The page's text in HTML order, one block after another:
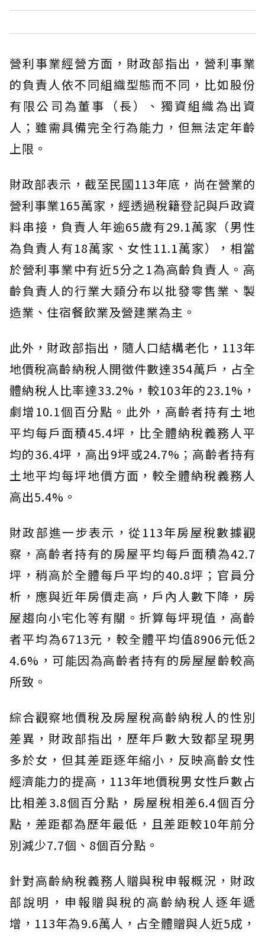
營利事業經營方面，財政部指出，營利事業
的負責人依不同組織型態而不同，比如股份
有限公司為董事（長）、獨資組織為出資
人；雖需具備完全行為能力，但無法定年齡
上限。
財政部表示，截至民國113年底，尚在營業的
營利事業165萬家，經透過稅籍登記與戶政資
料串接，負責人年逾65歲有29.1萬家（男性
為負責人有18萬家、女性11.1萬家），相當
於營利事業中有近5分之1為高齡負責人。高
齡負責人的行業大類分布以批發零售業、製
造業、住宿餐飲業及營建業為主。
此外，財政部指出，隨人口結構老化，113年
地價稅高齡納稅人開徵件數達354萬戶，占全
體納稅人比率達33.2%，較103年的23.1%，
劇增10.1個百分點。此外，高齡者持有土地
平均每戶面積45.4坪，比全體納稅義務人平
均的36.4坪，高出9坪或24.7%；高齡者持有
土地平均每坪地價方面，較全體納稅義務人
高出5.4%。
財政部進一步表示，從113年房屋稅數據觀
察，高齡者持有的房屋平均每戶面積為42.7
坪，稍高於全體每戶平均的40.8坪；官員分
析，應與近年房價走高，戶內人數下降，房
屋趨向小宅化等有關。折算每坪現值，高齡
者平均為6713元，較全體平均值8906元低2
4.6%，可能因為高齡者持有的房屋屋齡較高
所致。
綜合觀察地價稅及房屋稅高齡納稅人的性別
差異，財政部指出，歷年戶數大致都呈現男
多於女，但其差距逐年縮小，反映高齡女性
經濟能力的提高，113年地價稅男女性戶數占
比相差3.8個百分點，房屋稅相差6.4個百分
點，差距都為歷年最低，且差距較10年前分
別減少7.7個、8個百分點。
針對高齡納稅義務人贈與稅申報概況，財政
部說明，申報贈與稅的高齡納稅人逐年遞
增，113年為9.6萬人，占全體贈與人近5成，